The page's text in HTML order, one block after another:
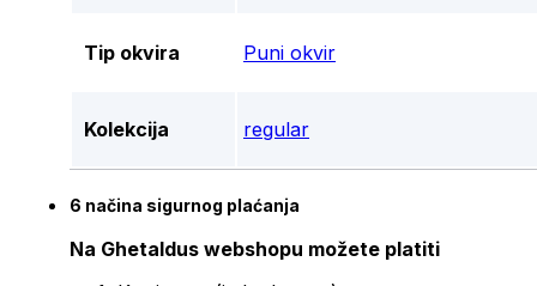
Tip okvira Puni okvir
Kolekcija regular
6 načina sigurnog plaćanja
Na Ghetaldus webshopu možete platiti